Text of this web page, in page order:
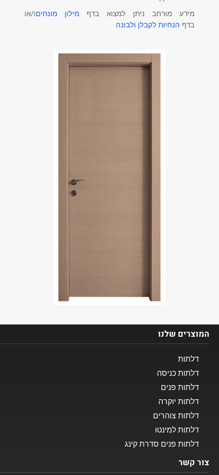
מידע מורחב ניתן למצוא בדף מילון מונחיםו/או
בדף הנחיות לקבלן ולבונה
המוצרים שלנו​
דלתות
דלתות כניסה
דלתות פנים
דלתות יוקרה
דלתות צוהרים
דלתות למינטו
דלתות פנים סדרת קינג
צור קשר